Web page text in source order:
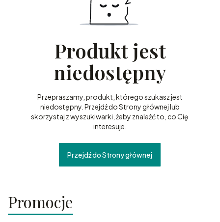
Produkt jest
niedostępny
Przepraszamy, produkt, którego szukasz jest
niedostępny. Przejdź do Strony głównej lub
skorzystaj z wyszukiwarki, żeby znaleźć to, co Cię
interesuje.
Przejdź do Strony głównej
Promocje